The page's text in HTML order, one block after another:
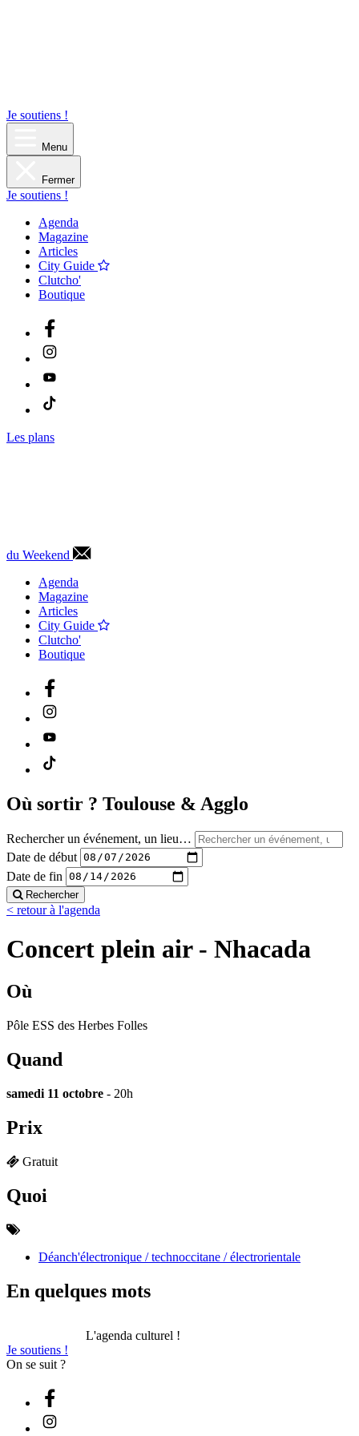
Je soutiens !
Menu
Fermer
Je soutiens !
Agenda
Magazine
Articles
City Guide
Clutcho'
Boutique
Les plans
du Weekend
Agenda
Magazine
Articles
City Guide
Clutcho'
Boutique
Où sortir ? Toulouse & Agglo
Rechercher un événement, un lieu…
Date de début
Date de fin
Rechercher
< retour à l'agenda
Concert plein air - Nhacada
Où
Pôle ESS des Herbes Folles
Quand
samedi 11 octobre - 20h
Prix
Gratuit
Quoi
Déanch'électronique / technoccitane / électrorientale
En quelques mots
L'agenda culturel !
Je soutiens !
On se suit ?